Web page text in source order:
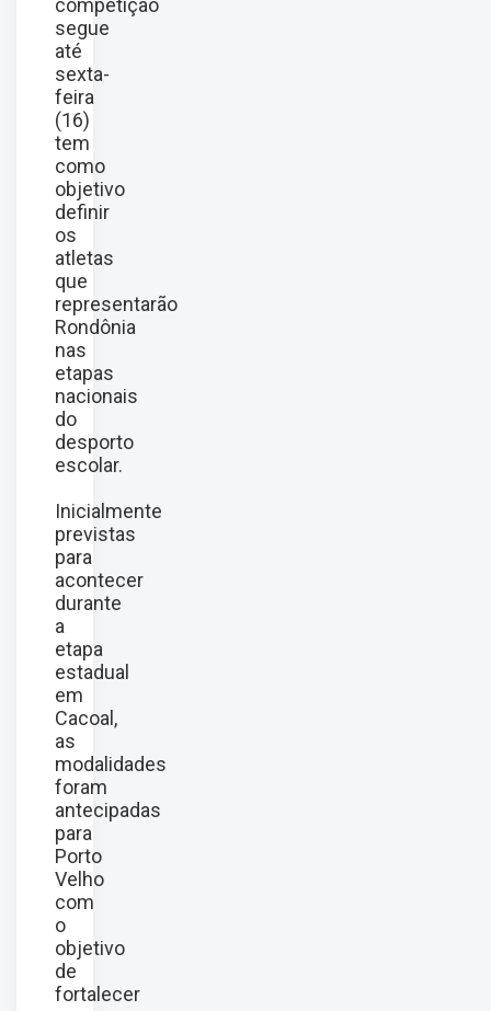
segue
até
sexta-
feira
(16)
tem
como
objetivo
definir
os
atletas
que
representarão
Rondônia
nas
etapas
nacionais
do
desporto
escolar.
Inicialmente
previstas
para
acontecer
durante
a
etapa
estadual
em
Cacoal,
as
modalidades
foram
antecipadas
para
Porto
Velho
com
o
objetivo
de
fortalecer